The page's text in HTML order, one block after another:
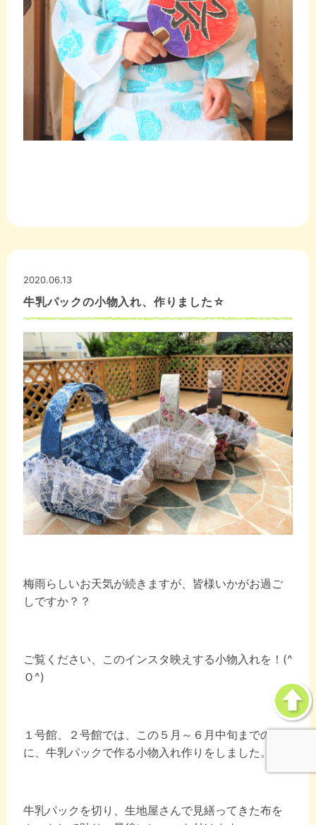
2020.06.13
牛乳パックの小物入れ、作りました☆
梅雨らしいお天気が続きますが、皆様いかがお過ご
しですか？？
ご覧ください、このインスタ映えする小物入れを！(^
Ｏ^)
１号館、２号館では、この５月～６月中旬までの間
に、牛乳パックで作る小物入れ作りをしました。
牛乳パックを切り、生地屋さんで見繕ってきた布を